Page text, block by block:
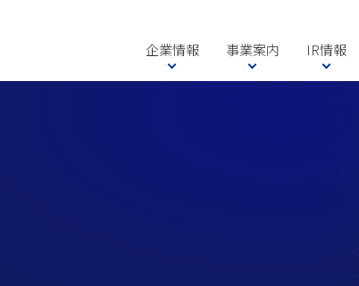
企業情報 事業案内 IR情報